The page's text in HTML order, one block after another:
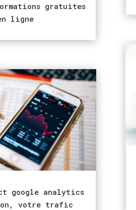
gratuites
ligne
google analytics
votre trafic